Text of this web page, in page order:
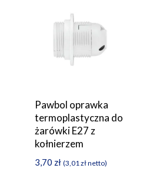
Pawbol oprawka
termoplastyczna do
żarówki E27 z
kołnierzem
3,70 zł (3,01 złnetto)